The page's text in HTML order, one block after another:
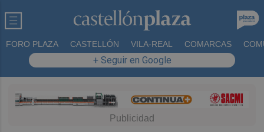
FORO PLAZA CASTELLÓN VILA-REAL COMARCAS
+ Seguir en Google